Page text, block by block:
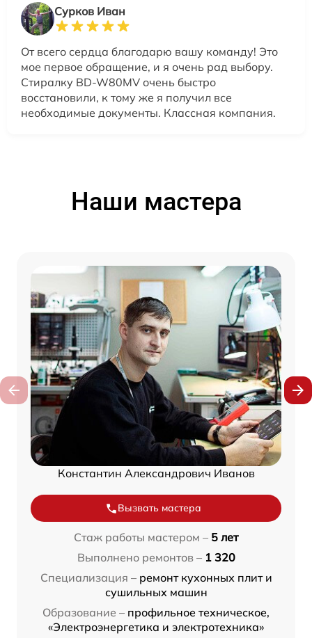
Сурков Иван
От всего сердца благодарю вашу команду! Это
мое первое обращение, и я очень рад выбору.
Стиралку BD-W80MV очень быстро
восстановили, к тому же я получил все
необходимые документы. Классная компания.
Наши мастера
Константин Александрович Иванов
Вызвать мастера
Стаж работы мастером – 5 лет
Выполнено ремонтов – 1 320
Специализация – ремонт кухонных плит и
сушильных машин
Образование – профильное техническое,
«Электроэнергетика и электротехника»